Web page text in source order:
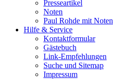
Presseartikel
Noten
Paul Rohde mit Noten
Hilfe & Service
Kontaktformular
Gästebuch
Link-Empfehlungen
Suche und Sitemap
Impressum